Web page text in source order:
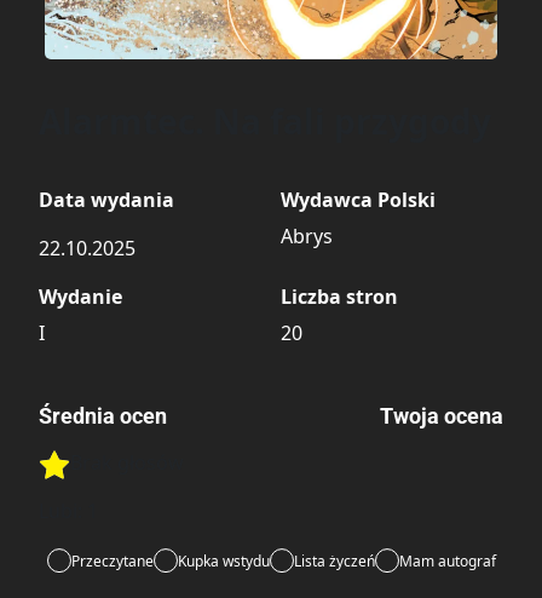
Data wydania
22.10.2025
Wydawca Polski
Abrys
Wydanie
I
Liczba stron
20
Średnia ocen
Rate this item:
Twoja ocena
Przeczytane Kupka wstydu Lista życzeń Mam autograf